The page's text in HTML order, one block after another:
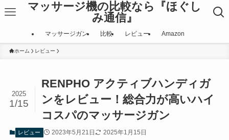
マッサージ機の比較なら『ほぐし
み通信』
マッサージガン 比較 レビュー Amazon
ホーム レビュー
RENPHO アクティブハンディガ
ンをレビュー！総合力が高いハイ
コスパのマッサージガン
2025
1/15
レビュー 2023年5月21日 2025年1月15日